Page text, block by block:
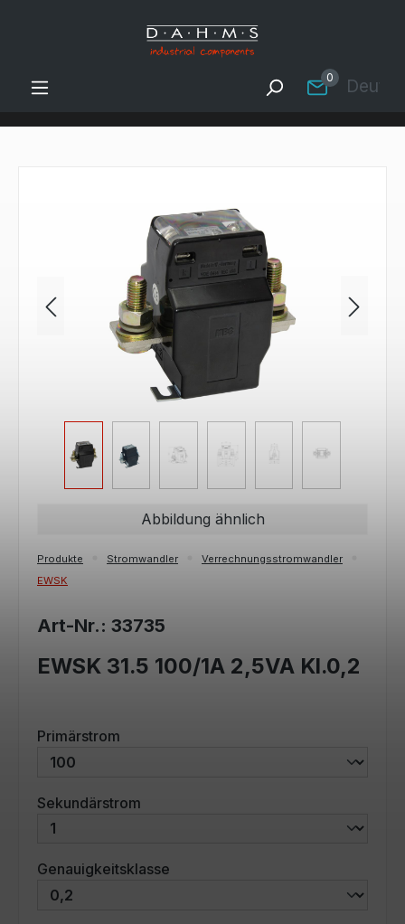
Zum Hauptinhalt springen
0
Bildergalerie überspringen
Abbildung ähnlich
Produkte Stromwandler
Verrechnungsstromwandler
EWSK
Art-Nr.: 33735
EWSK 31.5 100/1A 2,5VA Kl.0,2
Primärstrom
Sekundärstrom
Genauigkeitsklasse